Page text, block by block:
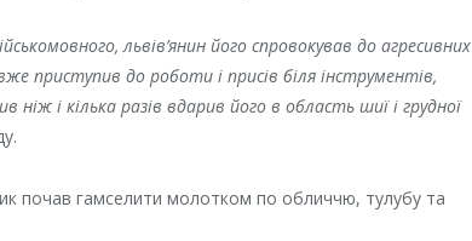
львів’янин його спровокував до агресивних
приступив до роботи і присів біля інструментів,
ніж і кілька разів вдарив його в область шиї і грудної
почав гамселити молотком по обличчю, тулубу та